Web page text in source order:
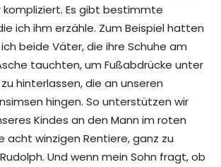
Es gibt bestimmte
ich ihm erzähle. Zum Beispiel hatten
beide Väter, die ihre Schuhe am
tauchten, um Fußabdrücke unter
hinterlassen, die an unseren
hingen. So unterstützen wir
Kindes an den Mann im roten
acht winzigen Rentiere, ganz zu
Und wenn mein Sohn fragt, ob